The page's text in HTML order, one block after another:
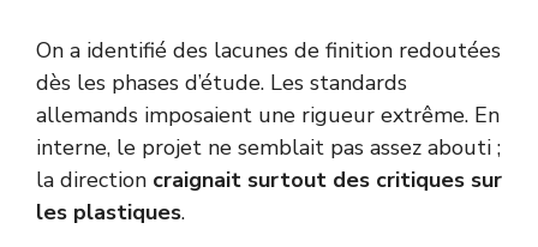
On a identifié des lacunes de finition redoutées
dès les phases d’étude. Les standards
allemands imposaient une rigueur extrême. En
interne, le projet ne semblait pas assez abouti ;
la direction craignait surtout des critiques sur
les plastiques.